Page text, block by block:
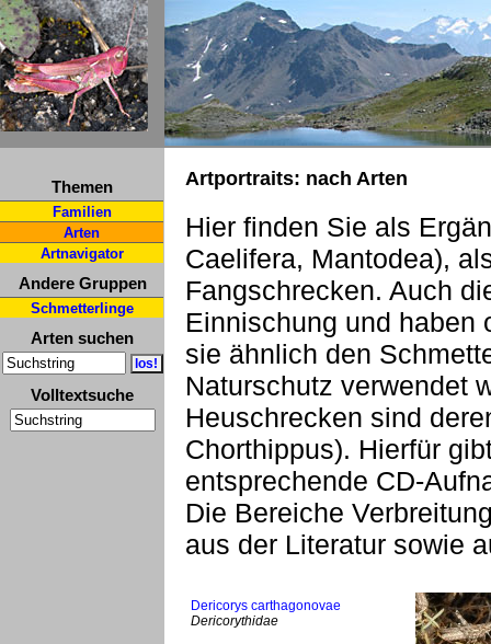
Themen
Familien
Arten
Artnavigator
Andere Gruppen
Schmetterlinge
Arten suchen
Volltextsuche
Artportraits: nach Arten
Hier finden Sie als
Caelifera, Mantodea),
Fangschrecken. Auch
Einnischung und haben
sie ähnlich den
Naturschutz verwendet
Heuschrecken sind
Chorthippus). Hierfür
entsprechende CD-
Die Bereiche
aus der Literatur sowie
Dericorys carthagonovae
Dericorythidae